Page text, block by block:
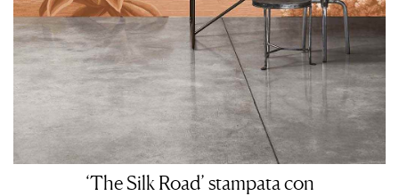
‘The Silk Road’ stampata con